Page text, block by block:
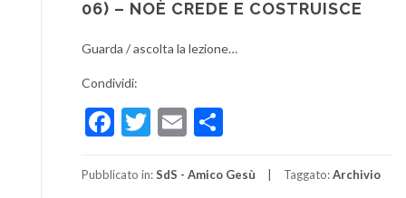
06) – NOÈ CREDE E COSTRUISCE
Guarda / ascolta la lezione…
Condividi:
Facebook
Twitter
Email
Pubblicato in:SdS - Amico Gesù Taggato:Archivio